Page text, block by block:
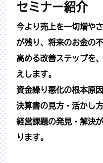
セミナー紹介
今より売上を一切増や
が残り、将来のお金の
高める改善ステップを
えします。
資金繰り悪化の根本原
決算書の見方・活かし
経営課題の発見・解決
ります。